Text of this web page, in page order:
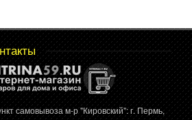
самовывоза м-р "Кировский": г. Пермь,